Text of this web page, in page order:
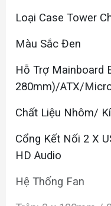
Loại Case Tower
Màu Sắc Đen
Hỗ Trợ Mainboard
280mm)/ATX/
Chất Liệu Nhôm/
Cổng Kết Nối 2 X
HD Audio
Hệ Thống Fan